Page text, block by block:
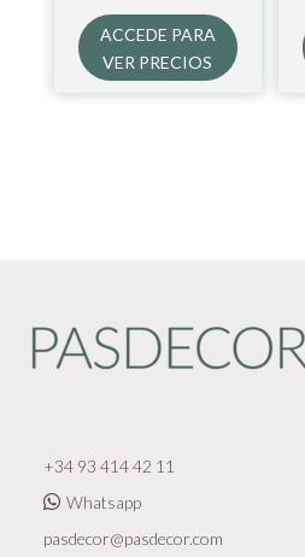
ACCEDE PARA
VER PRECIOS
+34 93 414 42 11
Whatsapp
pasdecor@pasdecor.com